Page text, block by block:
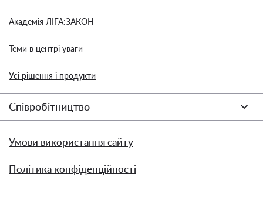
Академія ЛІГА:ЗАКОН
Теми в центрі уваги
Усі рішення і продукти
Співробітництво
Умови використання сайту
Політика конфіденційності